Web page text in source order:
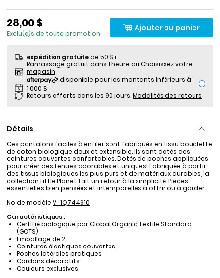
28,00 $
Exclu(e)s de toute promotion
Ajouter au panier
expédition gratuitede 50 $+
Ramassage gratuit dans 1 heure au Choisissez votre
magasin
i
Retours offerts dans les 90 jours.Modalités des retours
Détails
Ces pantalons faciles à enfiler sont fabriqués en tissu bouclette
de coton biologique doux et extensible. Ils sont dotés des
ceintures couvertes confortables. Dotés de poches appliquées
pour créer des tenues adorables et uniques! Fabriquée à partir
des tissus biologiques les plus purs et de matériaux durables, la
collection Little Planet fait un retour à la simplicité. Pièces
essentielles bien pensées et intemporelles à offrir ou à garder.
No de modèle V_1Q744910
Caractéristiques :
Certifié biologique par Global Organic Textile Standard
(GOTS)
Emballage de 2
Ceintures élastiques couvertes
Poches latérales pratiques
Cordons décoratifs
Couleurs exclusives